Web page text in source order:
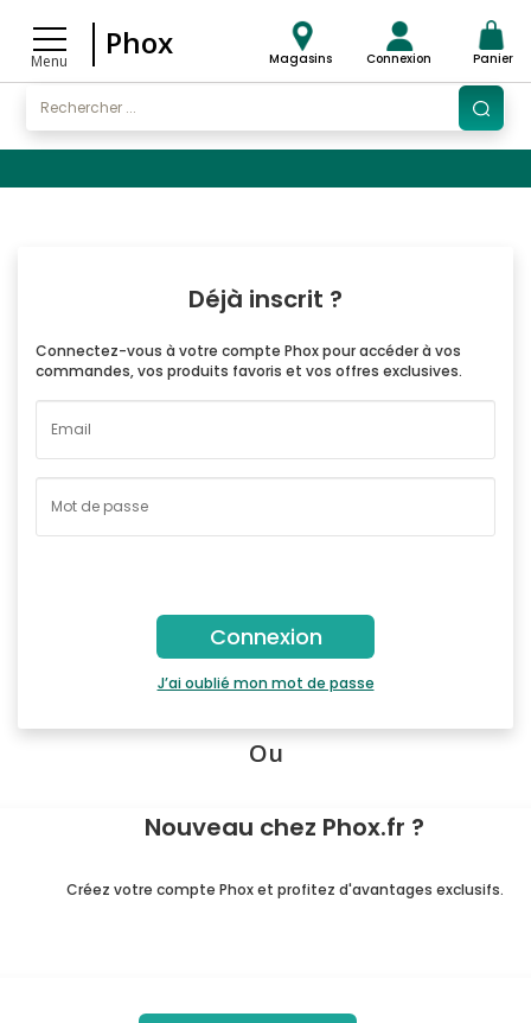
Menu
Phox Magasins Connexion Panier
Déjà inscrit ?
Connectez-vous à votre compte Phox pour accéder à vos
commandes, vos produits favoris et vos offres exclusives.
Email
Mot de passe
J’ai oublié mon mot de passe
Ou
Nouveau chez Phox.fr ?
Créez votre compte Phox et profitez d'avantages exclusifs.